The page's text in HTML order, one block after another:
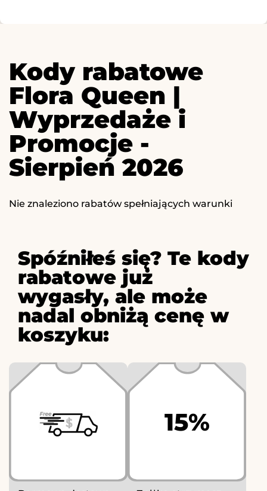
Kody rabatowe
Flora Queen |
Wyprzedaże i
Promocje -
Sierpień 2026
Nie znaleziono rabatów spełniających warunki
Spóźniłeś się? Te kody
rabatowe już
wygasły, ale może
nadal obniżą cenę w
koszyku:
15%